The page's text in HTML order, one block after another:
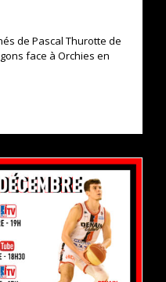
de Pascal Thurotte de
face à Orchies en
championnat de Pro B
pro b